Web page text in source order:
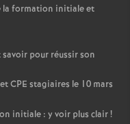
la formation initiale et
pour réussir son
CPE stagiaires le 10 mars
initiale : y voir plus clair!